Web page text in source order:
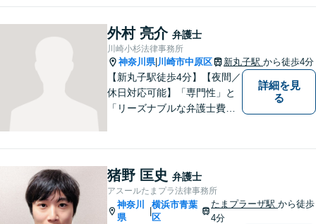
外村 亮介 弁護士
川崎小杉法律事務所
神奈川県| 川崎市中原区 新丸子駅 から徒歩4分
【新丸子駅徒歩4分】【夜間／
休日対応可能】「専門性」と
「リーズナブルな弁護士費
事務所を目指しています。
【初回面談無料】法律トラブ
ルでお悩みの方は、お気軽に
ご相談ください。
詳細を見
る
猪野 匡史 弁護士
アスールたまプラ法律事務所
神奈川
県
|
横浜市青葉
区
たまプラーザ駅から徒歩
4分